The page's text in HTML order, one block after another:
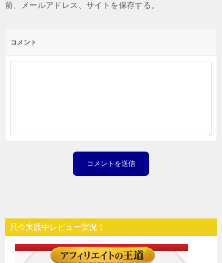
前、メールアドレス、サイトを保存する。
コメント
只今実践中レビュー実況！